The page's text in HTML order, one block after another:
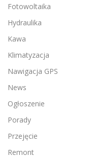
Fotowoltaika
Hydraulika
Kawa
Klimatyzacja
Nawigacja GPS
News
Ogłoszenie
Porady
Przejęcie
Remont